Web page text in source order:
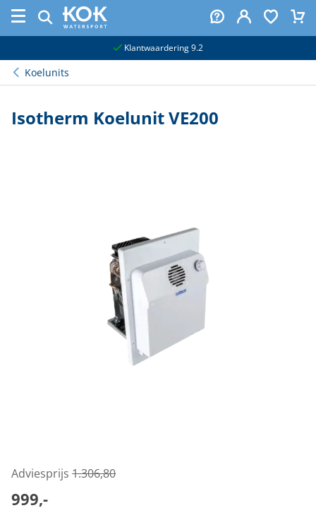
Klantwaardering 9.2
Koelunits
Isotherm Koelunit VE200
Adviesprijs 1.306,80
999,-